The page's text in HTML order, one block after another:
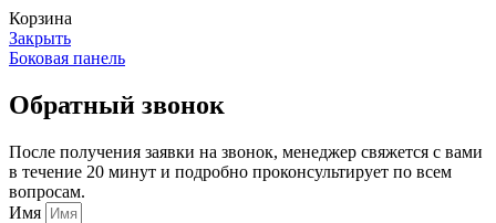
Корзина
Закрыть
Боковая панель
Обратный звонок
После получения заявки на звонок, менеджер свяжется с вами
в течение 20 минут и подробно проконсультирует по всем
вопросам.
Имя